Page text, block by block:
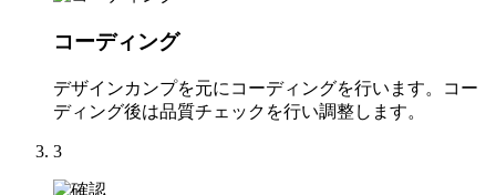
コーディング
デザインカンプを元にコーディングを行います。コー
ディング後は品質チェックを行い調整します。
3